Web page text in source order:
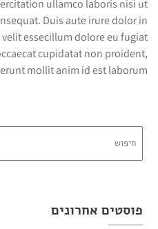
ullamco laboris nisi ut
Duis aute irure dolor in
essecillum dolore eu fugiat
cupidatat non proident,
mollit anim id est laborum.
פוסטים אחרונים